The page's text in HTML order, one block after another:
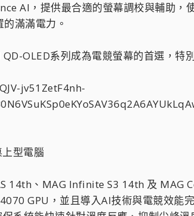
AI，提供最合適的螢幕調校與輔助，
滿滿電力。
OLED系列成為電競螢幕的首選，特
型電腦
14th、MAG Infinite S3 14th 及
GPU，並且導入AI技術與電競效